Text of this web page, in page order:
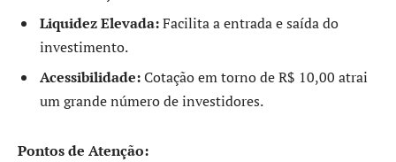
Liquidez Elevada:Facilita a entrada e saída do
investimento.
Acessibilidade:Cotação em torno de R$ 10,00 atrai
um grande número de investidores.
Pontos de Atenção: